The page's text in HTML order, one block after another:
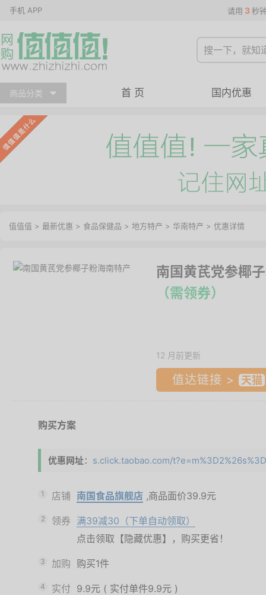
手机 APP 请用 3 秒
商品分类 首 页 国内优惠
值值值 > 最新优惠 > 食品保健品 > 地方特产 > 华南特产 > 优惠详情
南国黄芪党参椰
（需领券）
12 月前更新
值达链接 >
购买方案
优惠网址： s.click.taobao.com/
1 店铺 南国食品旗舰店 ,商品面价39.9元
2 领券 满39减30（下单自动领取）
点击领取【隐藏优惠】，购买更省！
3 加购 购买1件
4 实付 9.9元 ( 实付单件9.9元 )